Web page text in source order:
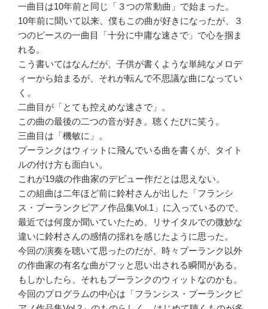
一曲目は10年前と同じ「３つの常動曲」で始まった。
10年前に聞いて以来、僕もこの曲が好きになったが、３
つのピースの一曲目「十分に中庸な速さで」で心を掴ま
れる。
こう書いてはなんだが、子供が書くような単純なメロデ
ィーから始まるが、それが転んで不思議な曲になってい
く。
二曲目が「とても控えめな速さで」。
この曲の最後の二つの音が好き。聴くたびに笑う。
三曲目は「機敏に」。
プーランクはウィットに飛んでいる曲を書くが、タイト
ルの付け方も面白い。
これが19歳の作曲家のデビュー作だとは思えない。
この組曲は二年ほど前に鈴村さんが出した「フランシ
ス・プーランクピアノ作品集Vol.1」に入っているので、
最近では何度か聞いていたため、リサイタルでの微妙な
違いに鈴村さんの感情の揺れを感じたように思った。
今回の演奏を聴いて思ったのだが、時々プーランク以外
の作曲家の有名な曲がフッと思い出される瞬間がある。
もしかしたら、それもプーランクのウィットなのかも。
今回のプログラムの中心は「フランシス・プーランクピ